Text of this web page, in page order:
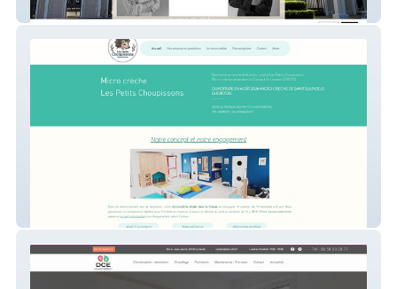
ROBERT & ROCHAMBEAU
LesPetitsChoupissons